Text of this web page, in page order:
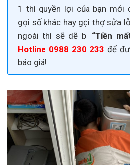
1 thì quyền lợi của bạn mới
gọi số khác hay gọi thợsửa
ngoài thì sẽ dễ bị “Tiền
Hotline 0988 230 233 để
báo giá!